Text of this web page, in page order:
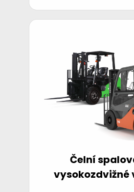
Čelní
vysokozdvižné